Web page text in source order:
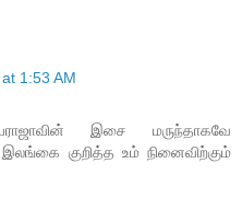
1:53 AM
இசை மருந்தாகவே
இலங்கை குறித்த உம் நினைவிற்கும்